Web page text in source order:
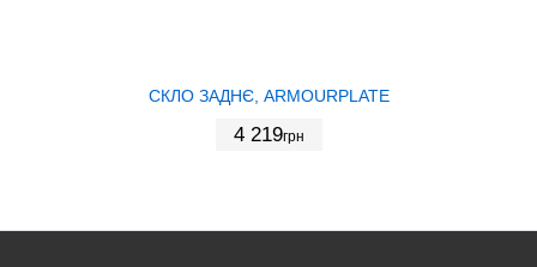
СКЛО ЗАДНЄ, ARMOURPLATE
4 219грн